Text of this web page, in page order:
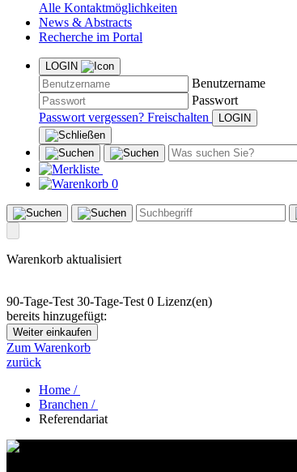
Alle Kontaktmöglichkeiten
News & Abstracts
Recherche im Portal
LOGIN
Benutzername
Passwort
Passwort vergessen? Freischalten
0
Warenkorb aktualisiert
90-Tage-Test 30-Tage-Test 0 Lizenz(en)
bereits hinzugefügt:
Weiter einkaufen
Zum Warenkorb
zurück
Home /
Branchen /
Referendariat